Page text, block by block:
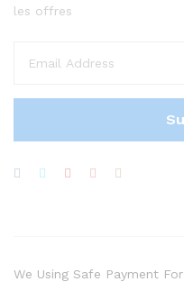
les offres
We Using Safe Payment For